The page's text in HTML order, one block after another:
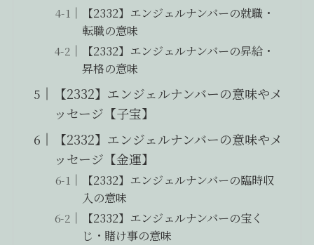
【2332】エンジェルナンバーの就職・
転職の意味
【2332】エンジェルナンバーの昇給・
昇格の意味
【2332】エンジェルナンバーの意味やメ
ッセージ【子宝】
【2332】エンジェルナンバーの意味やメ
ッセージ【金運】
【2332】エンジェルナンバーの臨時収
入の意味
【2332】エンジェルナンバーの宝く
じ・賭け事の意味